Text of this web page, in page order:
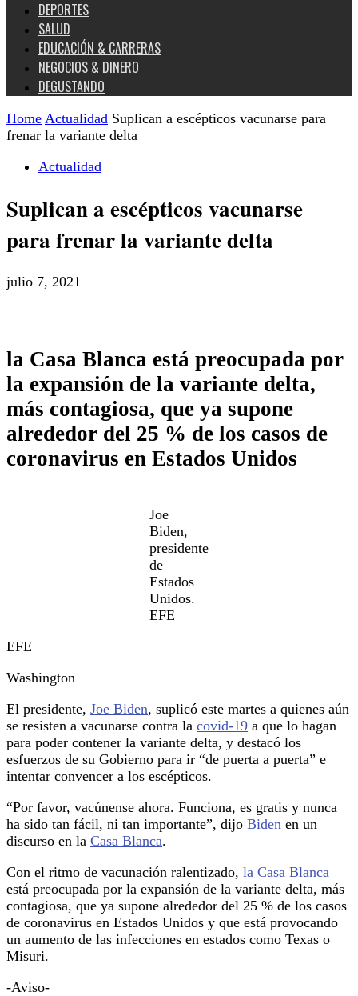
DEPORTES
SALUD
EDUCACIÓN & CARRERAS
NEGOCIOS & DINERO
DEGUSTANDO
Home Actualidad Suplican a escépticos vacunarse para
frenar la variante delta
Actualidad
Suplican a escépticos vacunarse
para frenar la variante delta
julio 7, 2021
la Casa Blanca está preocupada por
la expansión de la variante delta,
más contagiosa, que ya supone
alrededor del 25 % de los casos de
coronavirus en Estados Unidos
Joe
Biden,
presidente
de
Estados
Unidos.
EFE
EFE
Washington
El presidente, Joe Biden, suplicó este martes a quienes aún
se resisten a vacunarse contra la covid-19 a que lo hagan
para poder contener la variante delta, y destacó los
esfuerzos de su Gobierno para ir “de puerta a puerta” e
intentar convencer a los escépticos.
“Por favor, vacúnense ahora. Funciona, es gratis y nunca
ha sido tan fácil, ni tan importante”, dijo Biden en un
discurso en la Casa Blanca.
Con el ritmo de vacunación ralentizado, la Casa Blanca
está preocupada por la expansión de la variante delta, más
contagiosa, que ya supone alrededor del 25 % de los casos
de coronavirus en Estados Unidos y que está provocando
un aumento de las infecciones en estados como Texas o
Misuri.
-Aviso-